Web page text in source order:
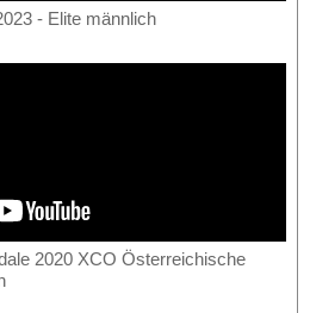
- Elite männlich
2020 XCO Österreichische